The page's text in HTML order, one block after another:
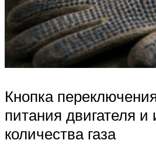
Кнопка
питания двигателя и
количества газа